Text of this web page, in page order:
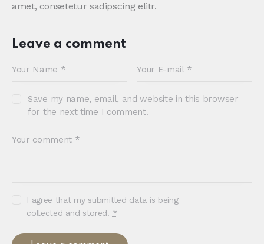
amet, consetetur sadipscing elitr.
Leave a comment
Save my name, email, and website in this browser
for the next time I comment.
I agree that my submitted data is being
collected and stored. *